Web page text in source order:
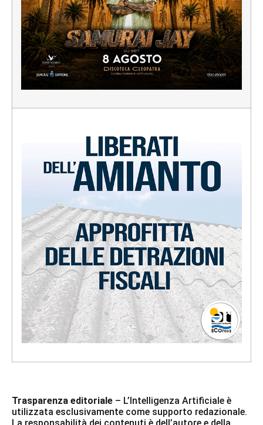
Trasparenza editoriale – L’Intelligenza Artificiale è
utilizzata esclusivamente come supporto redazionale.